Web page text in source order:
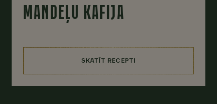
MANDEĻU KAFIJA
SKATĪT RECEPTI